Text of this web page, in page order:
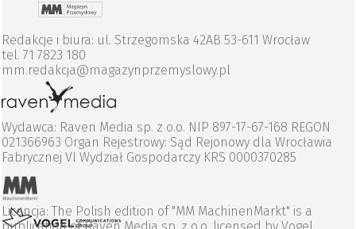
Redakcje i biura: ul. Strzegomska 42AB 53-611 Wrocław
tel. 71 7823 180
mm.redakcja@magazynprzemyslowy.pl
Wydawca: Raven Media sp. z o.o. NIP 897-17-67-168 REGON
021366963 Organ Rejestrowy: Sąd Rejonowy dla Wrocławia
Fabrycznej VI Wydział Gospodarczy KRS 0000370285
Licencja: The Polish edition of "MM MachinenMarkt" is a